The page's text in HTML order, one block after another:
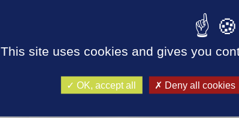
This site uses cookies and gives you
OK, accept all Deny all cookies